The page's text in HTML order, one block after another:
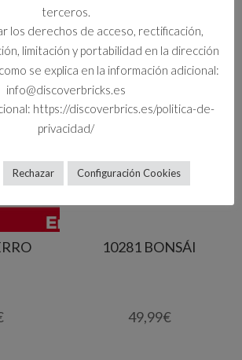
10281 BONSÁI
49,99€
terceros.
los derechos de acceso, rectificación,
limitación y portabilidad en la dirección
se explica en la información adicional:
info@discoverbricks.es
https://discoverbrics.es/politica-de-
privacidad/
Rechazar Configuración Cookies